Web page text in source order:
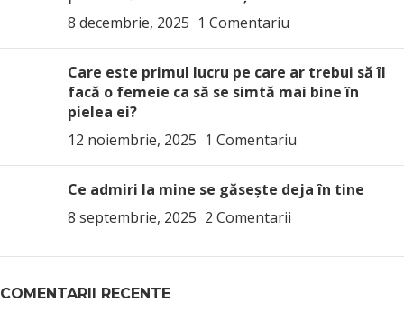
8 decembrie, 2025 1 Comentariu
Care este primul lucru pe care ar trebui să îl
facă o femeie ca să se simtă mai bine în
pielea ei?
12 noiembrie, 2025 1 Comentariu
Ce admiri la mine se găsește deja în tine
8 septembrie, 2025 2 Comentarii
COMENTARII RECENTE